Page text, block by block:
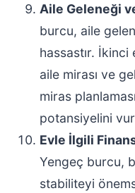
Aile Geleneği
burcu, aile
hassastır.
aile mirası ve
miras
potansiyelini
Evle İlgili
Yengeç burcu,
stabiliteyi